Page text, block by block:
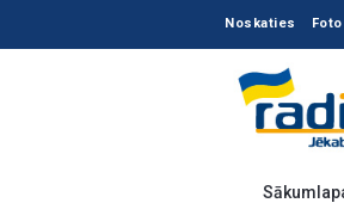
Noskaties